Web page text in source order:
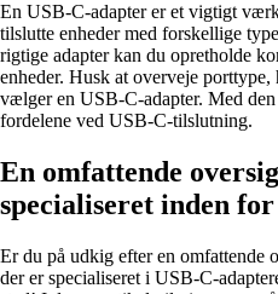
En USB-C-adapter er et vigtigt
tilslutte enheder med forskellige
rigtige adapter kan du opretholde
enheder. Husk at overveje
vælger en USB-C-adapter. Med
fordelene ved USB-C-tilslutning.
En omfattende
specialiseret inden
Er du på udkig efter en omfattende
der er specialiseret i USB-C-